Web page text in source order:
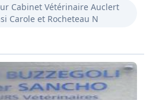
là pour nos animaux
la vétérinaire qui s'est
Cabinet Vétérinaire Auclert
Carole et Rocheteau N